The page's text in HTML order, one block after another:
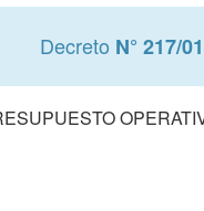
Decreto N° 217/